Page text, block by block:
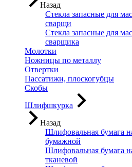
Назад
Стекла запасные для
сварщи
Стекла запасные для
сварщика
Молотки
Ножницы по металлу
Отвертки
Пассатижи, плоскогубцы
Скобы
Шлифшкурка
Назад
Шлифовальная бумага
бумажной
Шлифовальная бумага
тканевой